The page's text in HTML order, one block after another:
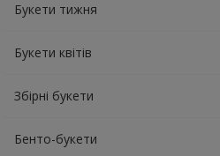
Букети тижня
Букети квітів
Збірні букети
Бенто-букети